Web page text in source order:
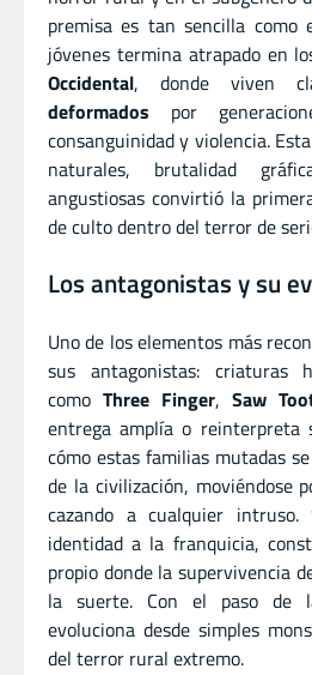
premisa es tan sencilla como
jóvenes termina atrapado en
Occidental, donde viven
deformados por
consanguinidad y violencia.
naturales, brutalidad
angustiosas convirtió la
de culto dentro del terror de
Los antagonistas y su
Uno de los elementos más
sus antagonistas: criaturas
como Three Finger, Saw
entrega amplía o reinterpreta
cómo estas familias mutadas
de la civilización, moviéndose
cazando a cualquier intruso.
identidad a la franquicia,
propio donde la supervivencia
la suerte. Con el paso de
evoluciona desde simples
del terror rural extremo.